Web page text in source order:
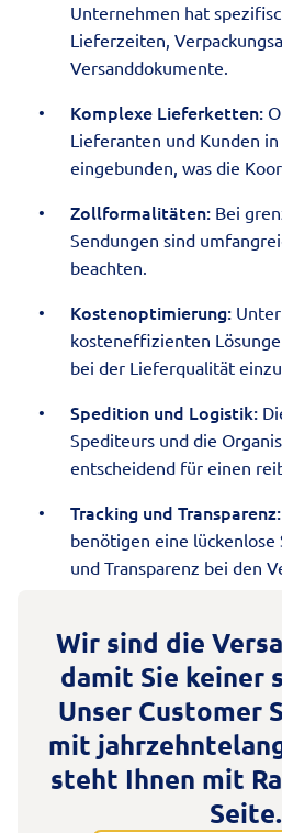
Unternehmen hat
Lieferzeiten,
Versanddokumente.
Komplexe Lieferketten:
Lieferanten und Kunden
eingebunden, was die
Zollformalitäten: Bei
Sendungen sind
beachten.
Kostenoptimierung:
kosteneffizienten
bei der Lieferqualität
Spedition und Logistik:
Spediteurs und die
entscheidend für einen
Tracking und Transparenz:
benötigen eine
und Transparenz bei den
Wir sind die
damit Sie keiner
Unser Customer
mit
steht Ihnen mit
Seite.